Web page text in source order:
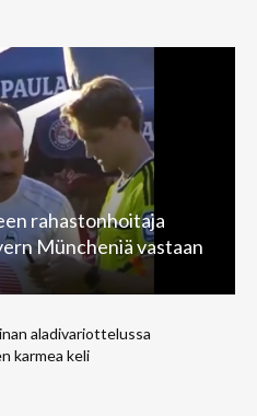
rahastonhoitaja
Müncheniä vastaan
aladivariottelussa
karmea keli